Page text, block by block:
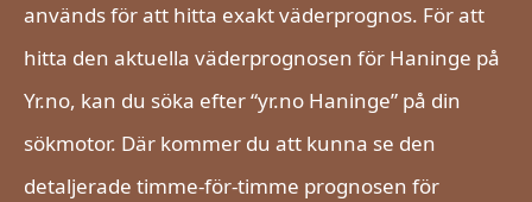
används för att hitta exakt väderprognos. För att
hitta den aktuella väderprognosen för Haninge på
Yr.no, kan du söka efter “yr.no Haninge” på din
sökmotor. Där kommer du att kunna se den
detaljerade timme-för-timme prognosen för